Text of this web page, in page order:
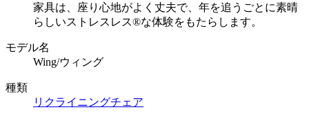
家具は、座り心地がよく丈夫で、年を追うごとに素晴
らしいストレスレス®な体験をもたらします。
モデル名
Wing/ウィング
種類
リクライニングチェア